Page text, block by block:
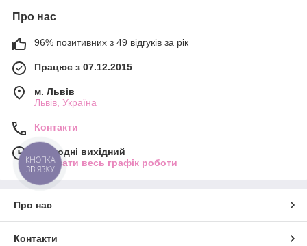
Про нас
96% позитивних з 49 відгуків за рік
Працює з 07.12.2015
м. Львів
Львів, Україна
Контакти
Сьогодні вихідний
Показати весь графік роботи
Про нас
Контакти
КНОПКА
ЗВ'ЯЗКУ